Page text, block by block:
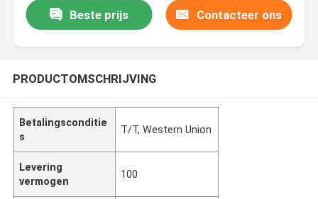
Beste prijs Contacteer ons
PRODUCTOMSCHRIJVING
Betalingsconditie
s
T/T, Western Union
Levering
vermogen
100